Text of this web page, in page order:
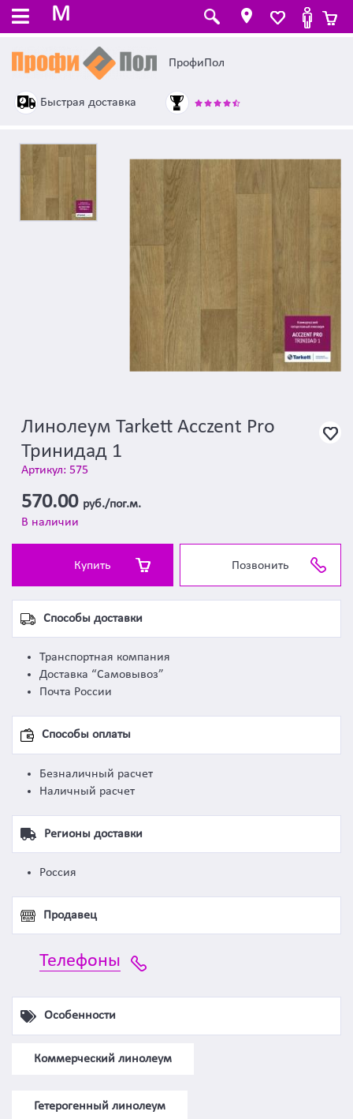
M
ПрофиПол
Быстрая доставка
Линолеум Tarkett Acczent Pro
Тринидад 1
Артикул: 575
570.00 руб./пог.м.
В наличии
Купить Позвонить
Способы доставки
Транспортная компания
Доставка “Самовывоз”
Почта России
Способы оплаты
Безналичный расчет
Наличный расчет
Регионы доставки
Россия
Продавец
Телефоны
Особенности
Коммерческий линолеум
Гетерогенный линолеум